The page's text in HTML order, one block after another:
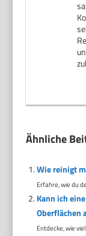
Ähnliche
Wie reinigt
Erfahre, wie du
Kann ich
Oberflächen
Entdecke, wie